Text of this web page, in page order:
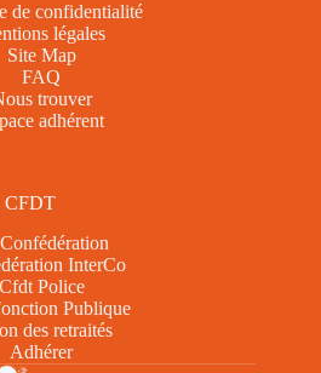
de confidentialité
légales
Site Map
FAQ
trouver
adhérent
CFDT
InterCo
Cfdt Police
Publique
des retraités
Adhérer